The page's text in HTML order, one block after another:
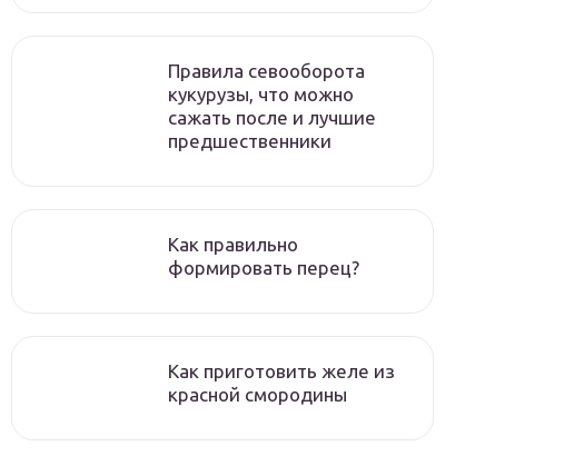
Правила севооборота
кукурузы, что можно
сажать после и лучшие
предшественники
Как правильно
формировать перец?
Как приготовить желе из
красной смородины